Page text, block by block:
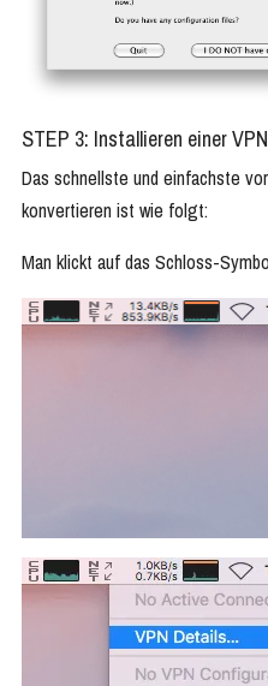
STEP 3: Installieren einer
Das schnellste und einfachste
konvertieren ist wie folgt:
Man klickt auf das Schloss-